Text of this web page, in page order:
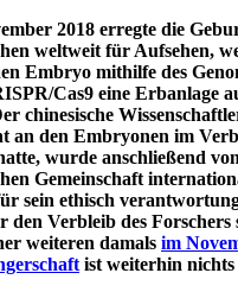
2018 erregte die
weltweit für Aufsehen,
Embryo mithilfe des
Cas9 eine Erbanlage
chinesische
an den Embryonen im
wurde anschließend
Gemeinschaft
sein ethisch
den Verbleib des Forschers
weiteren damals im
ist weiterhin